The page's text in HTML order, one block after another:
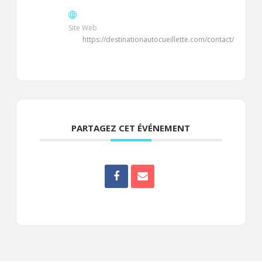
Site Web
https://destinationautocueillette.com/contact/
PARTAGEZ CET ÉVÉNEMENT